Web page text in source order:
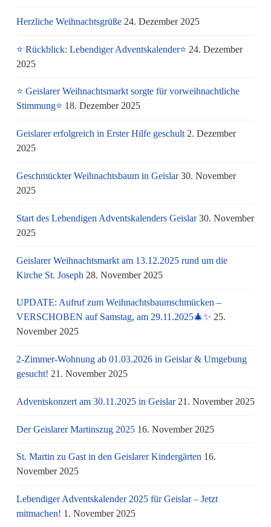
Herzliche Weihnachtsgrüße 24. Dezember 2025
⭐ Rückblick: Lebendiger Adventskalender⭐ 24. Dezember
2025
⭐ Geislarer Weihnachtsmarkt sorgte für vorweihnachtliche
Stimmung⭐ 18. Dezember 2025
Geislarer erfolgreich in Erster Hilfe geschult 2. Dezember
2025
Geschmückter Weihnachtsbaum in Geislar 30. November
2025
Start des Lebendigen Adventskalenders Geislar 30. November
2025
Geislarer Weihnachtsmarkt am 13.12.2025 rund um die
Kirche St. Joseph 28. November 2025
UPDATE: Aufruf zum Weihnachtsbaumschmücken –
VERSCHOBEN auf Samstag, am 29.11.2025🎄✨ 25.
November 2025
2-Zimmer-Wohnung ab 01.03.2026 in Geislar & Umgebung
gesucht! 21. November 2025
Adventskonzert am 30.11.2025 in Geislar 21. November 2025
Der Geislarer Martinszug 2025 16. November 2025
St. Martin zu Gast in den Geislarer Kindergärten 16.
November 2025
Lebendiger Adventskalender 2025 für Geislar – Jetzt
mitmachen! 1. November 2025